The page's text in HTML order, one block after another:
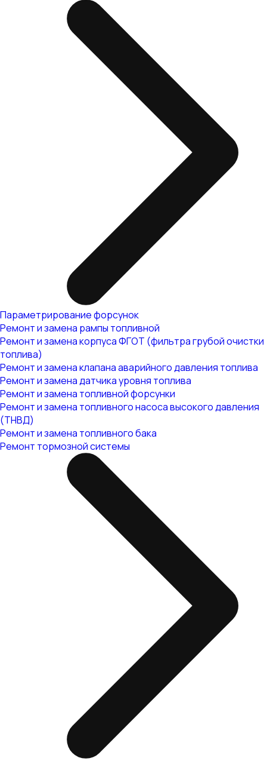
Параметрирование форсунок
Ремонт и замена рампы топливной
Ремонт и замена корпуса ФГОТ (фильтра грубой очистки
топлива)
Ремонт и замена клапана аварийного давления топлива
Ремонт и замена датчика уровня топлива
Ремонт и замена топливной форсунки
Ремонт и замена топливного насоса высокого давления
(ТНВД)
Ремонт и замена топливного бака
Ремонт тормозной системы